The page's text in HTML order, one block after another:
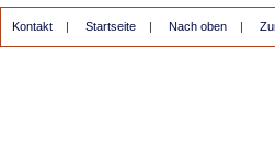
Kontakt | Startseite | Nach oben |